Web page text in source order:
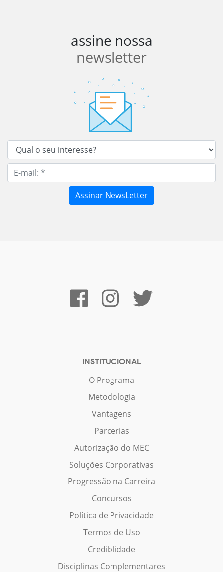
assine nossa
newsletter
INSTITUCIONAL
O Programa
Metodologia
Vantagens
Parcerias
Autorização do MEC
Soluções Corporativas
Progressão na Carreira
Concursos
Política de Privacidade
Termos de Uso
Crediblidade
Disciplinas Complementares